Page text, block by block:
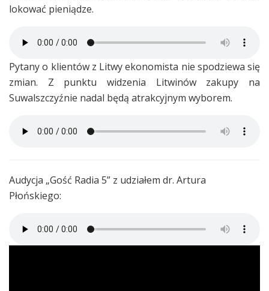
lokować pieniądze.
Pytany o klientów z Litwy ekonomista nie spodziewa się
zmian. Z punktu widzenia Litwinów zakupy na
Suwalszczyźnie nadal będą atrakcyjnym wyborem.
Audycja „Gość Radia 5” z udziałem dr. Artura
Płońskiego: